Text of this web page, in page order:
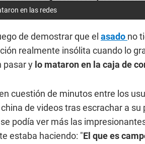
en las redes
de demostrar que el asado no
realmente insólita cuando lo
pasar y lo mataron en la caja de
cuestión de minutos entre los
de videos tras escrachar a
podía ver más las
estaba haciendo: "El que es